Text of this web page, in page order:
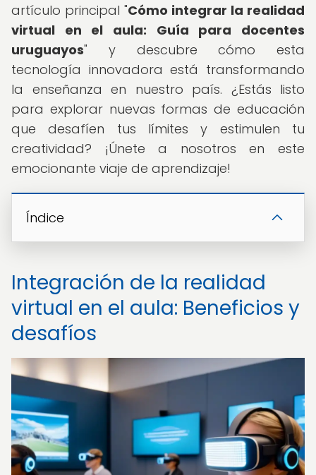
artículo principal "Cómo integrar la realidad
virtual en el aula: Guía para docentes
uruguayos" y descubre cómo esta
tecnología innovadora está transformando
la enseñanza en nuestro país. ¿Estás listo
para explorar nuevas formas de educación
que desafíen tus límites y estimulen tu
creatividad? ¡Únete a nosotros en este
emocionante viaje de aprendizaje!
Índice
Integración de la realidad
virtual en el aula: Beneficios y
desafíos